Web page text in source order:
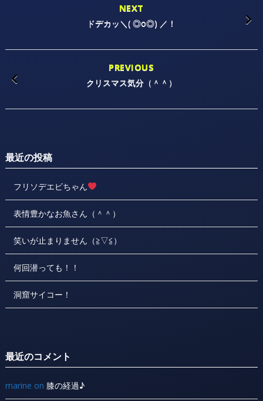
NEXT
ドデカッ＼( ◎o◎) ／！
PREVIOUS
クリスマス気分（＾＾）
最近の投稿
フリソデエビちゃん
表情豊かなお魚さん（＾＾）
笑いが止まりません（≧▽≦）
何回潜っても！！
洞窟サイコー！
最近のコメント
marine on 膝の経過♪